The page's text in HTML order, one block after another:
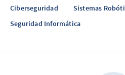
Ciberseguridad Sistemas
Seguridad Informática